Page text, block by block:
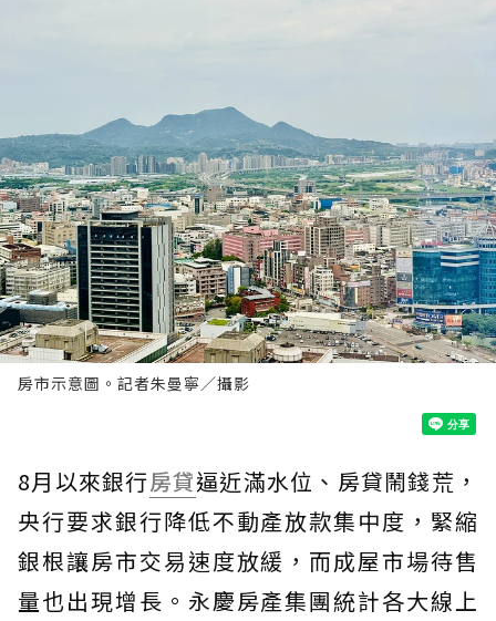
房市示意圖。記者朱曼寧／攝影
8月以來銀行房貸逼近滿水位、房貸鬧錢荒，
央行要求銀行降低不動產放款集中度，緊縮
銀根讓房市交易速度放緩，而成屋市場待售
量也出現增長。永慶房產集團統計各大線上